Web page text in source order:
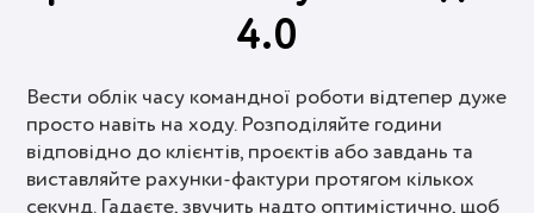
4.0
Вести облік часу командної роботи відтепер дуже
просто навіть на ходу. Розподіляйте години
відповідно до клієнтів, проєктів або завдань та
виставляйте рахунки-фактури протягом кількох
секунд. Гадаєте, звучить надто оптимістично, щоб